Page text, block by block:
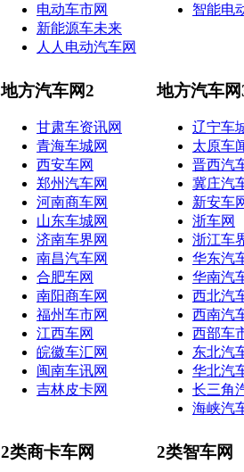
电动车市网
新能源车未来
人人电动汽车网
智能电
地方汽车网2
甘肃车资讯网
青海车城网
西安车网
郑州汽车网
河南商车网
山东车城网
济南车界网
南昌汽车网
合肥车网
南阳商车网
福州车市网
江西车网
皖徽车汇网
闽南车讯网
吉林皮卡网
地方汽车网
辽宁车
太原车
晋西汽
冀庄汽
新安车
浙车网
浙江车
华东汽
华南汽
西北汽
西南汽
西部车
东北汽
华北汽
长三角
海峡汽
2类商卡车网 2类智车网